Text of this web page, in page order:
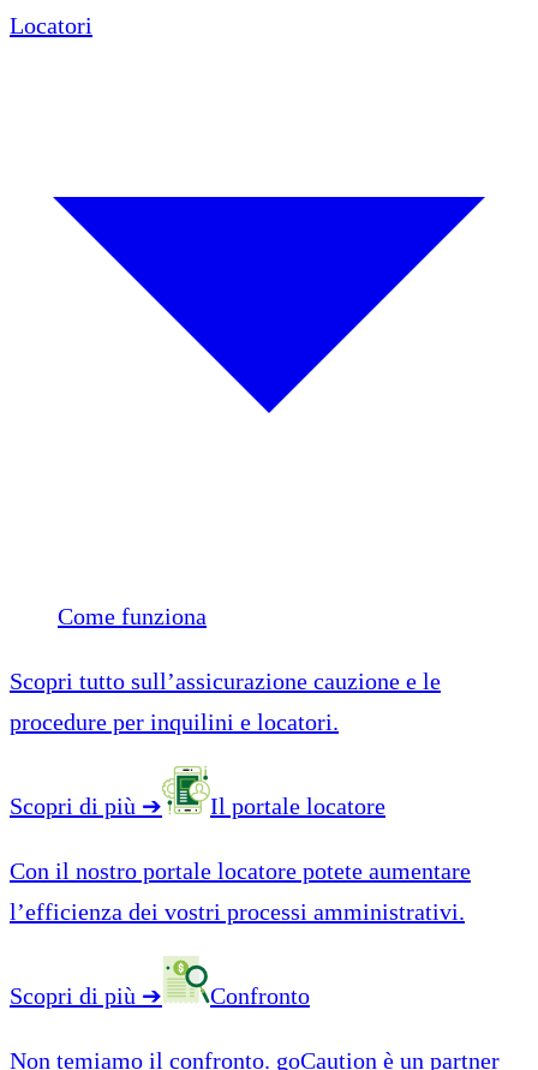
Locatori
Come funziona
Scopri tutto sull’assicurazione cauzione e le
procedure per inquilini e locatori.
Scopri di più ➔ Il portale locatore
Con il nostro portale locatore potete aumentare
l’efficienza dei vostri processi amministrativi.
Scopri di più ➔ Confronto
Non temiamo il confronto. goCaution è un partner